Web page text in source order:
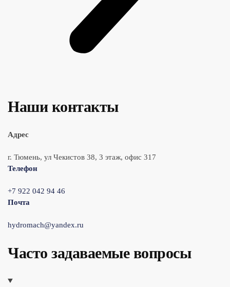
Наши контакты
Адрес
г. Тюмень, ул Чекистов 38, 3 этаж, офис 317
Телефон
+7 922 042 94 46
Почта
hydromach@yandex.ru
Часто задаваемые вопросы